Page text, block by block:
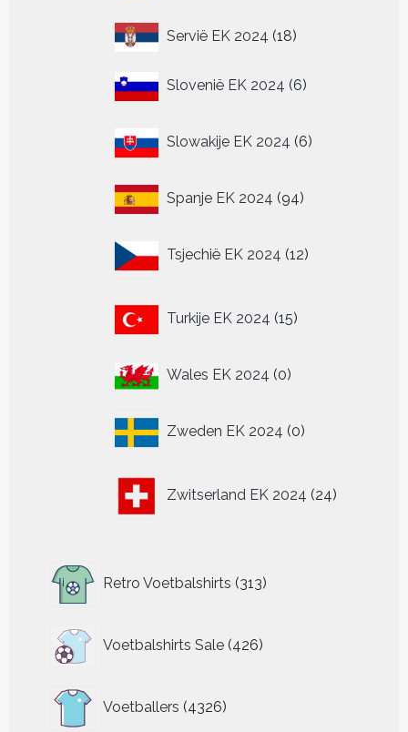
Servië EK 2024 1818
Slovenië EK 2024 66
Slowakije EK 2024 6
producten
Spanje EK 2024 9494
Tsjechië EK 2024 12
producten
Turkije EK 2024 15
producten
Wales EK 2024 00
Zweden EK 2024 0
producten
Zwitserland EK 2024 24
producten
Retro Voetbalshirts 313
producten
Voetbalshirts Sale 426
426
producten
Voetballers 4326
producten